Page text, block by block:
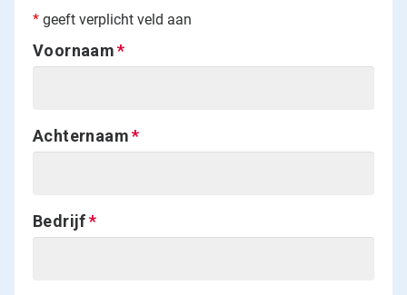
* geeft verplicht veld aan
Voornaam
Achternaam
Bedrijf